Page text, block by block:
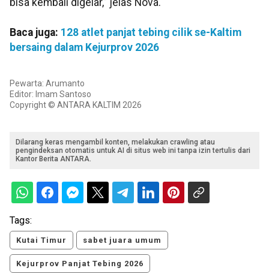
Baca juga: 128 atlet panjat tebing cilik se-Kaltim
bersaing dalam Kejurprov 2026
Pewarta: Arumanto
Editor: Imam Santoso
Copyright © ANTARA KALTIM 2026
Dilarang keras mengambil konten, melakukan crawling atau
pengindeksan otomatis untuk AI di situs web ini tanpa izin tertulis dari
Kantor Berita ANTARA.
Tags:
Kutai Timur sabet juara umum
Kejurprov Panjat Tebing 2026